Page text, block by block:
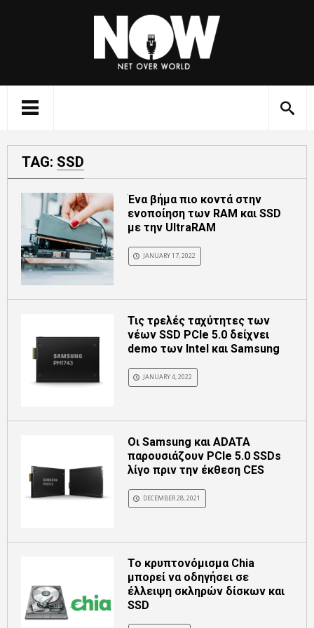
TAG: SSD
Ένα βήμα πιο κοντά στην
ενοποίηση των RAM και SSD
με την UltraRAM
JANUARY 17, 2022
Τις τρελές ταχύτητες των
νέων SSD PCIe 5.0 δείχνει
demo των Intel και Samsung
JANUARY 4, 2022
Οι Samsung και ADATA
παρουσιάζουν PCIe 5.0 SSDs
λίγο πριν την έκθεση CES
DECEMBER 28, 2021
Το κρυπτονόμισμα Chia
μπορεί να οδηγήσει σε
έλλειψη σκληρών δίσκων και
SSD